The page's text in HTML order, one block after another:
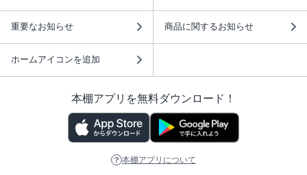
重要なお知らせ 商品に関するお知らせ
ホームアイコンを追加
本棚アプリを無料ダウンロード！
本棚アプリについて